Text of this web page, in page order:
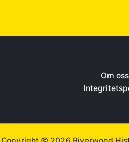
Om oss